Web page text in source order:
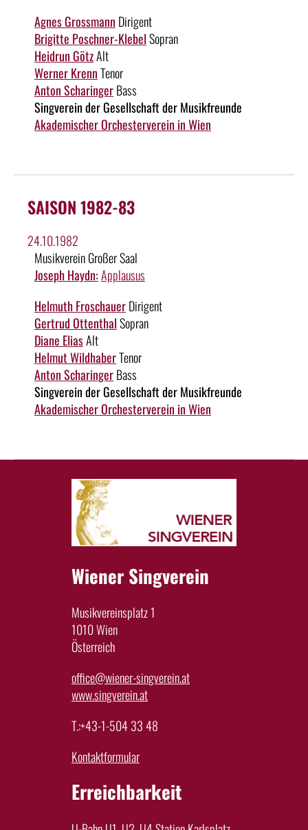
Agnes Grossmann Dirigent
Brigitte Poschner-KlebelSopran
Heidrun GötzAlt
Werner KrennTenor
Anton ScharingerBass
Singverein der Gesellschaft der Musikfreunde
Akademischer Orchesterverein in Wien
SAISON 1982-83
24.10.1982
Musikverein Großer Saal
Joseph Haydn:Applausus
Helmuth FroschauerDirigent
Gertrud OttenthalSopran
Diane EliasAlt
Helmut WildhaberTenor
Anton ScharingerBass
Singverein der Gesellschaft der Musikfreunde
Akademischer Orchesterverein in Wien
Wiener Singverein
Musikvereinsplatz 1
1010 Wien
Österreich
office@wiener-singverein.at
www.singverein.at
T.:+43-1-504 33 48
Kontaktformular
Erreichbarkeit